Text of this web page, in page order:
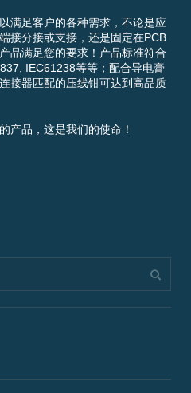
满足客户的各种需求，不论是应
接分接或支接，还是固定在PCB
品满足您的要求！产品标准符合
IEC61238等等；配合导电膏
接器匹配的压线钳可达到高品质
产品，这是我们的使命！